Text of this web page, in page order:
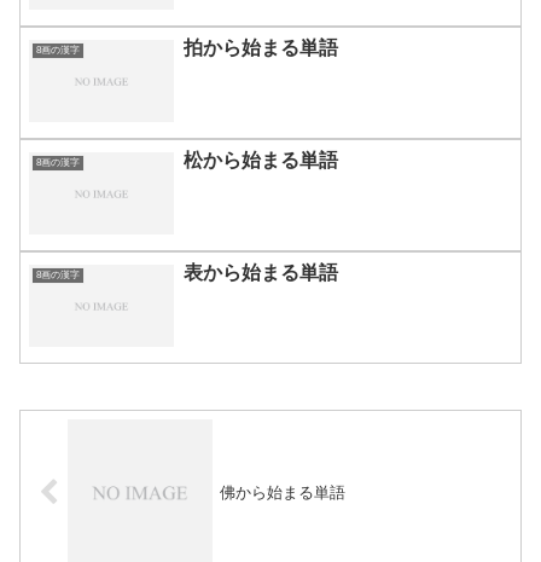
8画の漢字 拍から始まる単語
8画の漢字 松から始まる単語
8画の漢字 表から始まる単語
佛から始まる単語